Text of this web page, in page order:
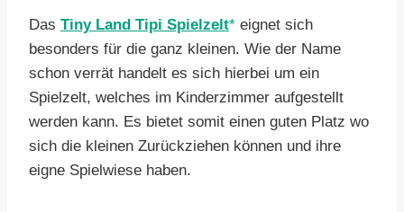
Das Tiny Land Tipi Spielzelt
eignet sich
besonders für die ganz kleinen. Wie der Name
schon verrät handelt es sich hierbei um ein
Spielzelt, welches im Kinderzimmer aufgestellt
werden kann. Es bietet somit einen guten Platz wo
sich die kleinen Zurückziehen können und ihre
eigne Spielwiese haben.